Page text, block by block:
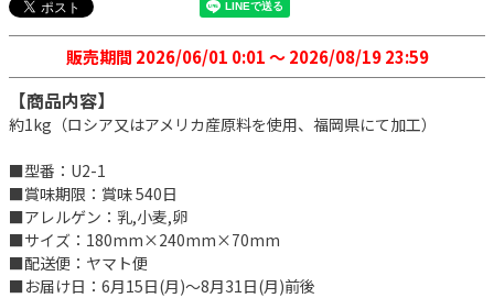
販売期間 2026/06/01 0:01〜 2026/08/19 23:59
【商品内容】
約1kg（ロシア又はアメリカ産原料を使用、福岡県にて加工）
■型番：U2-1
■賞味期限：賞味 540日
■アレルゲン：乳,小麦,卵
■サイズ：180mm×240mm×70mm
■配送便：ヤマト便
■お届け日：6月15日(月)～8月31日(月)前後